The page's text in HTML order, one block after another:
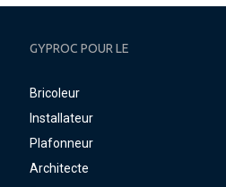
GYPROC POUR LE
Bricoleur
Installateur
Plafonneur
Architecte